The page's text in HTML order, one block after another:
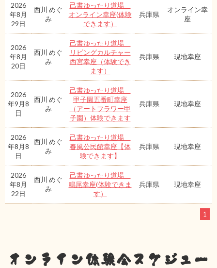
2026
年8月
29日
西川 めぐ
み
己書ゆったり道場
オンライン幸座(体験
できます）
兵庫県
オンライン幸
座
2026
年8月
20日
西川 めぐ
み
己書ゆったり道場
リビングカルチャー
西宮幸座（体験でき
ます）
兵庫県 現地幸座
2026
年9月8
日
西川 めぐ
み
己書ゆったり道場
甲子園五番町幸座
（アートフラワー甲
子園）体験できます
兵庫県 現地幸座
2026
年8月8
日
西川 めぐ
み
己書ゆったり道場
春風公民館幸座【体
験できます】
兵庫県 現地幸座
2026
年8月
22日
西川 めぐ
み
己書ゆったり道場
鳴尾幸座(体験できま
す）
兵庫県 現地幸座
1
オンライン体験会スケジュー